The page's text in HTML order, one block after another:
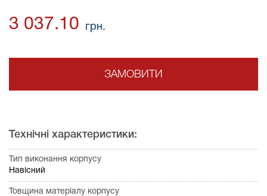
3 037.10 грн.
ЗАМОВИТИ
Технічні характеристики:
Тип виконання корпусу
Навісний
Товщина матеріалу корпусу